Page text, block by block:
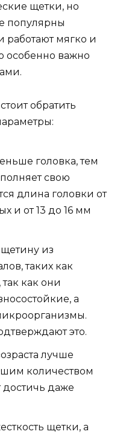
щетки, но
популярны
работают мягко и
особенно важно
обратить
головка, тем
свою
длина головки от
и от 13 до 16 мм
из
таких как
как они
а
это.
лучше
количеством
достичь даже
щетки, а